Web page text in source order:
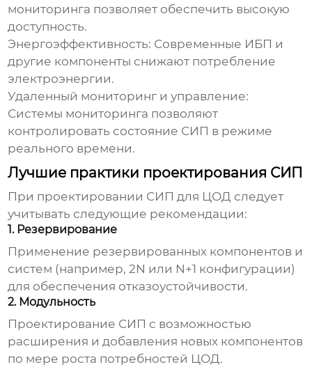
мониторинга позволяет обеспечить высокую
доступность.
Энергоэффективность: Современные ИБП и
другие компоненты снижают потребление
электроэнергии.
Удаленный мониторинг и управление:
Системы мониторинга позволяют
контролировать состояние СИП в режиме
реального времени.
Лучшие практики проектирования СИП
При проектировании СИП для ЦОД следует
учитывать следующие рекомендации:
1. Резервирование
Применение резервированных компонентов и
систем (например, 2N или N+1 конфигурации)
для обеспечения отказоустойчивости.
2. Модульность
Проектирование СИП с возможностью
расширения и добавления новых компонентов
по мере роста потребностей ЦОД.